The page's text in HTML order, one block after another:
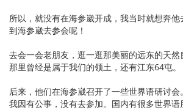
所以，就没有在海参崴开成，我当时就想奔他
到海参崴去参会呢！
去会一会老朋友，逛一逛那美丽的远东的天然
那里曾经是属于我们的领土，还有江东64屯。
后来，他们在海参崴召开了一些世界语研讨会。
我因有公事，没有去参加。国内有很多世界语